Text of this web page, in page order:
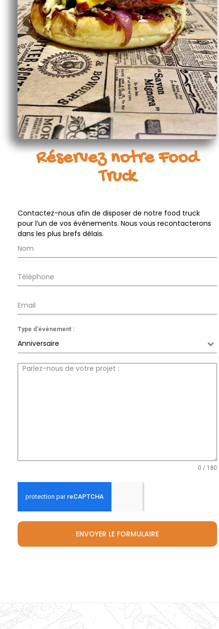
Réservez notre Food
Truck
Contactez-nous afin de disposer de notre food truck
pour l’un de vos évènements. Nous vous recontacterons
dans les plus brefs délais.
Type d'évènement :
Anniversaire
0 / 180
ENVOYER LE FORMULAIRE